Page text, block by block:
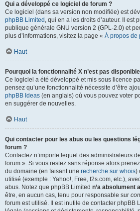
Qui a développé ce logiciel de forum ?
Ce logiciel (dans sa version non modifiée) est
phpBB Limited , qui en a les droits d’auteur. Il est
publique générale GNU version 2 (GPL-2.0) et
plus d’informations, visitez la page « À propos de
Haut
Pourquoi la fonctionnalité X n’est pas
Ce logiciel a été développé et mis sous licence
pensez qu’une fonctionnalité nécessite d’être
phpBB Ideas (en anglais) où vous pouvez voter
en suggérer de nouvelles.
Haut
Qui contacter pour les abus ou les questions
forum ?
Contactez n’importe lequel des administrateurs
forum ». Si vous restez sans réponse alors
du domaine (en faisant une recherche sur whois)
utilisé (exemple : Yahoo!, Free, f2s.com, etc.),
abus. Notez que phpBB Limited n’a absolument
être, en aucun cas, tenu pour responsable sur
forum est utilisé. Il est inutile de contacter phpBB